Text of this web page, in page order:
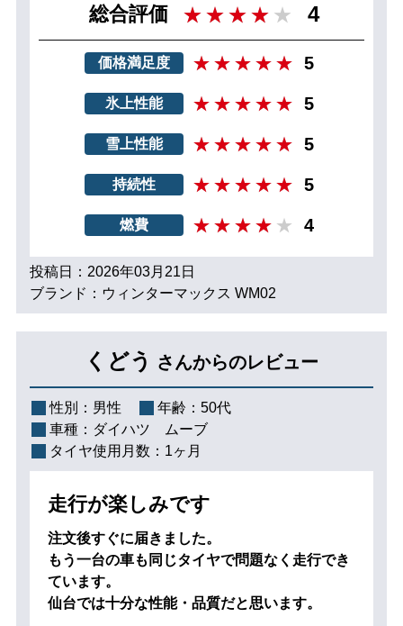
総合評価 4
価格満足度 5
氷上性能 5
雪上性能 5
持続性 5
燃費 4
投稿日：2026年03月21日
ブランド：ウィンターマックス WM02
くどう さんからのレビュー
性別： 男性 年齢： 50代
車種： ダイハツ ムーブ
タイヤ使用月数： 1ヶ月
走行が楽しみです
注文後すぐに届きました。
もう一台の車も同じタイヤで問題なく走行でき
ています。
仙台では十分な性能・品質だと思います。